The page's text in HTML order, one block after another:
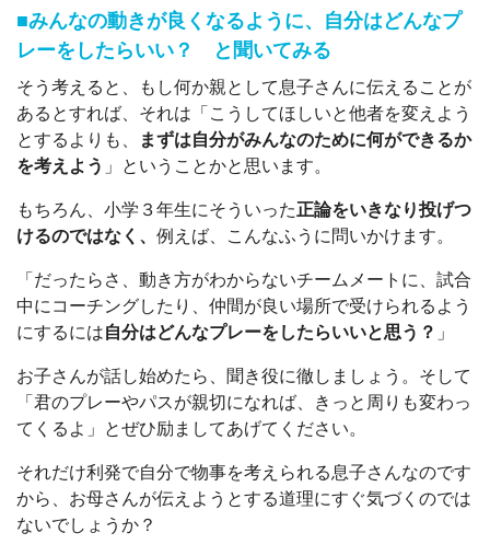
■みんなの動きが良くなるように、自分はどんなプ
レーをしたらいい？ と聞いてみる
そう考えると、もし何か親として息子さんに伝えることが
あるとすれば、それは「こうしてほしいと他者を変えよう
とするよりも、
まずは自分がみんなのために何ができるか
を考えよう 」ということかと思います。
もちろん、小学３年生にそういった正論をいきなり投げつ
けるのではなく、 例えば、こんなふうに問いかけます。
「だったらさ、動き方がわからないチームメートに、試合
中にコーチングしたり、仲間が良い場所で受けられるよう
にするには自分はどんなプレーをしたらいいと思う？ 」
お子さんが話し始めたら、聞き役に徹しましょう。そして
「君のプレーやパスが親切になれば、きっと周りも変わっ
てくるよ」とぜひ励ましてあげてください。
それだけ利発で自分で物事を考えられる息子さんなのです
から、お母さんが伝えようとする道理にすぐ気づくのでは
ないでしょうか？